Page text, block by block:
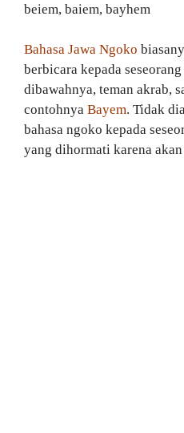
beiem, baiem, bayhem
Bahasa Jawa Ngoko
berbicara kepada
dibawahnya, teman akrab,
contohnya Bayem. Tidak
bahasa ngoko kepada
yang dihormati karena